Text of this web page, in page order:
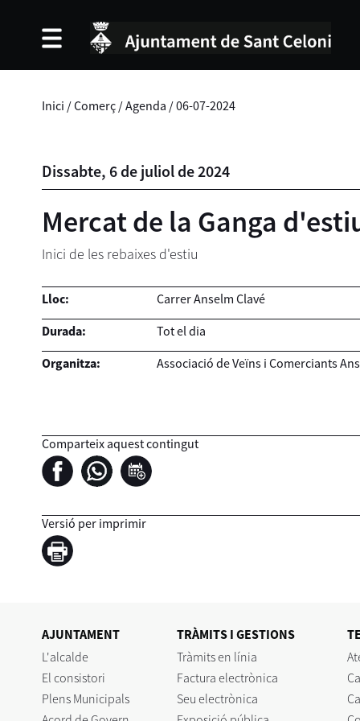
Inici /Comerç /Agenda /06-07-2024
Dissabte, 6 de juliol de2024
Mercat de la Ganga
Inici de les rebaixes d'estiu
Lloc:
Carrer Anselm Clavé
Durada:
Tot el dia
Organitza:
Associació de Veïns i Comerciants
Comparteix aquest contingut
Versió per imprimir
AJUNTAMENT
L'alcalde
El consistori
Plens Municipals
TRÀMITS I GESTIONS
Tràmits en línia
Factura electrònica
Seu electrònica